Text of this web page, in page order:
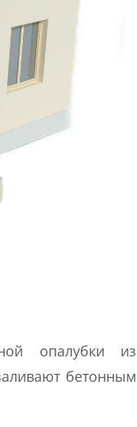
опалубки из
бетонным